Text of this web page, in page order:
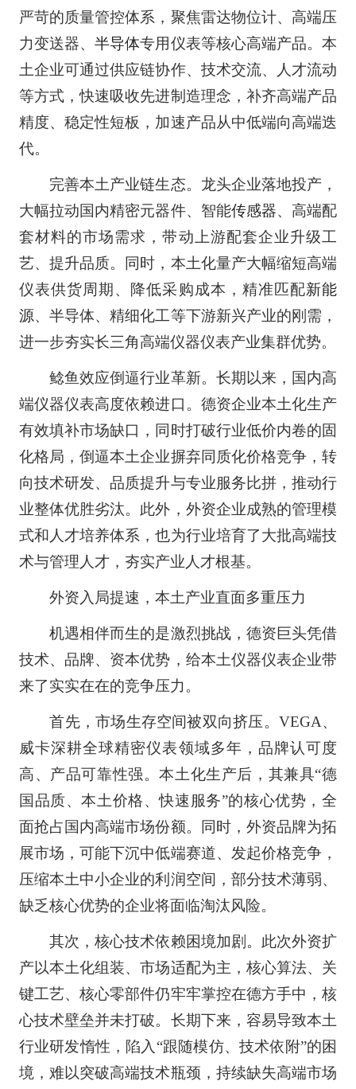
严苛的质量管控体系，聚焦雷达物位计、高端压
力变送器、半导体专用仪表等核心高端产品。本
土企业可通过供应链协作、技术交流、人才流动
等方式，快速吸收先进制造理念，补齐高端产品
精度、稳定性短板，加速产品从中低端向高端迭
代。
完善本土产业链生态。龙头企业落地投产，
大幅拉动国内精密元器件、智能传感器、高端配
套材料的市场需求，带动上游配套企业升级工
艺、提升品质。同时，本土化量产大幅缩短高端
仪表供货周期、降低采购成本，精准匹配新能
源、半导体、精细化工等下游新兴产业的刚需，
进一步夯实长三角高端仪器仪表产业集群优势。
鲶鱼效应倒逼行业革新。长期以来，国内高
端仪器仪表高度依赖进口。德资企业本土化生产
有效填补市场缺口，同时打破行业低价内卷的固
化格局，倒逼本土企业摒弃同质化价格竞争，转
向技术研发、品质提升与专业服务比拼，推动行
业整体优胜劣汰。此外，外资企业成熟的管理模
式和人才培养体系，也为行业培育了大批高端技
术与管理人才，夯实产业人才根基。
外资入局提速，本土产业直面多重压力
机遇相伴而生的是激烈挑战，德资巨头凭借
技术、品牌、资本优势，给本土仪器仪表企业带
来了实实在在的竞争压力。
首先，市场生存空间被双向挤压。VEGA、
威卡深耕全球精密仪表领域多年，品牌认可度
高、产品可靠性强。本土化生产后，其兼具“德
国品质、本土价格、快速服务”的核心优势，全
面抢占国内高端市场份额。同时，外资品牌为拓
展市场，可能下沉中低端赛道、发起价格竞争，
压缩本土中小企业的利润空间，部分技术薄弱、
缺乏核心优势的企业将面临淘汰风险。
其次，核心技术依赖困境加剧。此次外资扩
产以本土化组装、市场适配为主，核心算法、关
键工艺、核心零部件仍牢牢掌控在德方手中，核
心技术壁垒并未打破。长期下来，容易导致本土
行业研发惰性，陷入“跟随模仿、技术依附”的困
境，难以突破高端技术瓶颈，持续缺失高端市场